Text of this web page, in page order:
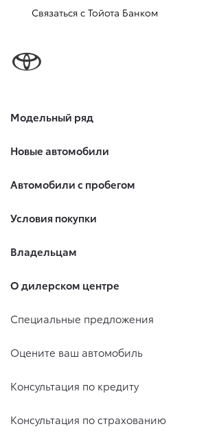
Связаться с Тойота Банком
Модельный ряд
Новые автомобили
Автомобили с пробегом
Условия покупки
Владельцам
О дилерском центре
Специальные предложения
Оцените ваш автомобиль
Консультация по кредиту
Консультация по страхованию